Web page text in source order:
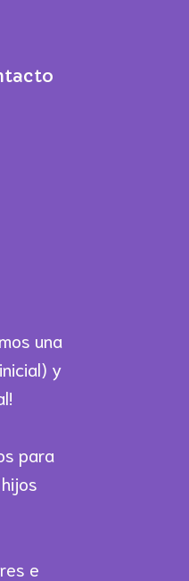
una
y
para
e